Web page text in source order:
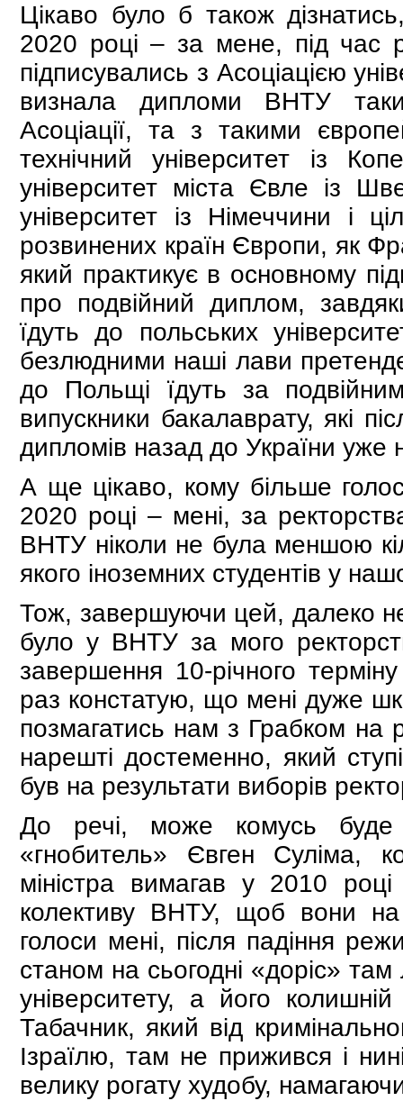
Цікаво було б також
2020 році – за мене, під час
підписувались з Асоціацією
визнала дипломи ВНТУ
Асоціації, та з такими
технічний університет із
університет міста Євле із
університет із Німеччини і
розвинених країн Європи, як
який практикує в основному
про подвійний диплом,
їдуть до польських
безлюдними наші лави
до Польщі їдуть за
випускники бакалаврату, які
дипломів назад до України уже
А ще цікаво, кому більше
2020 році – мені, за
ВНТУ ніколи не була меншою
якого іноземних студентів у
Тож, завершуючи цей, далеко
було у ВНТУ за мого
завершення 10-річного
раз констатую, що мені дуже
позмагатись нам з Грабком на
нарешті достеменно, який
був на результати виборів
До речі, може комусь буде
«гнобитель» Євген Суліма,
міністра вимагав у 2010 році
колективу ВНТУ, щоб вони на
голоси мені, після падіння
станом на сьогодні «доріс»
університету, а його
Табачник, який від
Ізраїлю, там не прижився і
велику рогату худобу,